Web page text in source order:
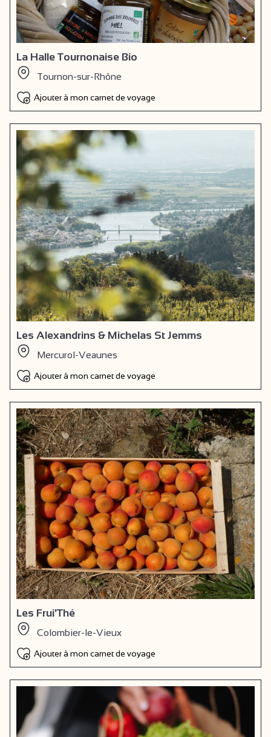
La Halle Tournonaise Bio
Tournon-sur-Rhône
Ajouter à mon carnet de voyage
Les Alexandrins & Michelas St Jemms
Mercurol-Veaunes
Ajouter à mon carnet de voyage
Les Frui'Thé
Colombier-le-Vieux
Ajouter à mon carnet de voyage